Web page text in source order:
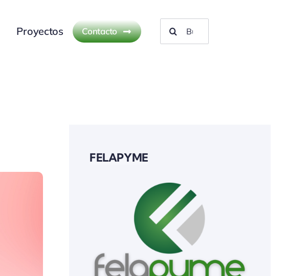
Proyectos Contacto
Buscar:
FELAPYME